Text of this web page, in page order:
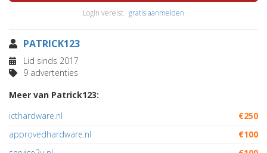
Login vereist · gratis aanmelden
PATRICK123
Lid sinds 2017
9 advertenties
Meer van Patrick123:
icthardware.nl
€250
approvedhardware.nl
€100